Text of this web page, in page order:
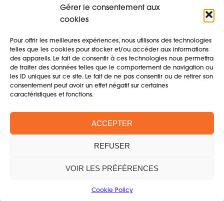
Gérer le consentement aux
cookies
Pour offrir les meilleures expériences, nous utilisons des technologies
telles que les cookies pour stocker et/ou accéder aux informations
des appareils. Le fait de consentir à ces technologies nous permettra
de traiter des données telles que le comportement de navigation ou
les ID uniques sur ce site. Le fait de ne pas consentir ou de retirer son
consentement peut avoir un effet négatif sur certaines
caractéristiques et fonctions.
ACCEPTER
REFUSER
VOIR LES PRÉFÉRENCES
Cookie Policy
Boîte à outils
CONTACT